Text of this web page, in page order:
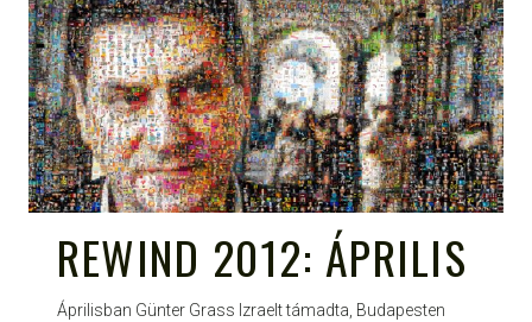
REWIND 2012: ÁPRILIS
Áprilisban Günter Grass Izraelt támadta, Budapesten